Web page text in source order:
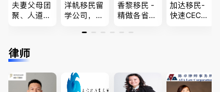
夫妻父母团
聚、人道移
民难民上诉
疑难问题的
移民签证
、翻译和海
洋帆移民留
学公司，精
签各类签证
民和魁北克
PEQ60472
香黎移民 -
精做各省省
签证,工作
问题
加达移民-
快速CEC&P
商业移民，
名校申请
律师